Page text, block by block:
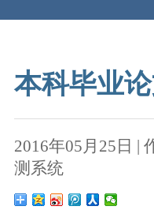
本科毕业
2016年05月25日 |
测系统